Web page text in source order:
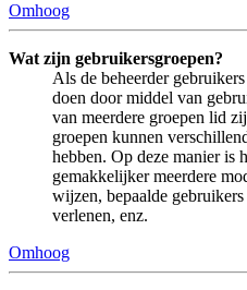
Omhoog
Wat zijn gebruikersgroepen?
Als de beheerder
doen door middel van
van meerdere groepen lid
groepen kunnen
hebben. Op deze manier is
gemakkelijker meerdere
wijzen, bepaalde
verlenen, enz.
Omhoog